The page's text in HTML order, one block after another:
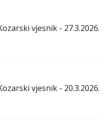
vjesnik - 27.3.2026.
vjesnik - 20.3.2026.